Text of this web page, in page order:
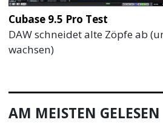
Cubase 9.5 Pro Test
DAW schneidet alte Zöpfe ab
wachsen)
AM MEISTEN GELESEN